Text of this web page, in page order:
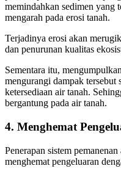
memindahkan sedimen yang
mengarah pada erosi tanah.
Terjadinya erosi akan
dan penurunan kualitas
Sementara itu,
mengurangi dampak tersebut
ketersediaan air tanah.
bergantung pada air tanah.
4. Menghemat
Penerapan sistem
menghemat pengeluaran